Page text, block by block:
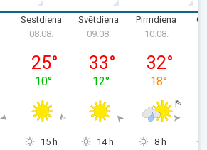
Sestdiena
08.08.
25°
10°
15 h
Svētdiena
09.08.
33°
12°
14 h
Pirmdiena
10.08.
32°
18°
8 h